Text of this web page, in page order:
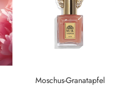
Moschus-Granatapfel